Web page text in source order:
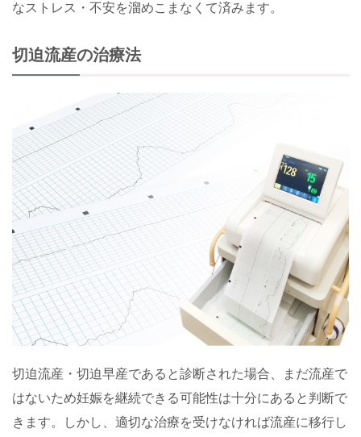
なストレス・不安を溜めこまなくて済みます。
切迫流産の治療法
切迫流産・切迫早産であると診断された場合、まだ流産で
はないため妊娠を継続できる可能性は十分にあると判断で
きます。しかし、適切な治療を受けなければ流産に移行し